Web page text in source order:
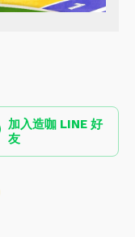
加入造咖 LINE 好
友